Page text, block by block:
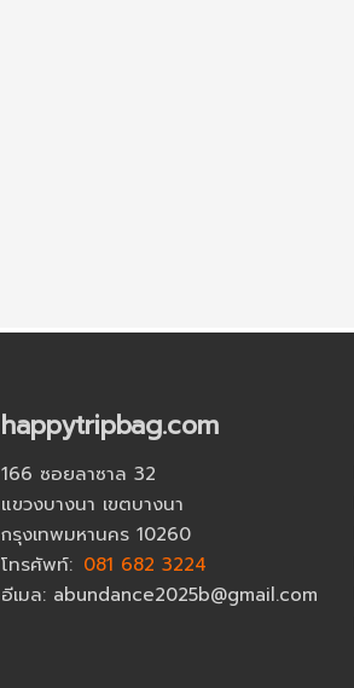
happytripbag.com
166 ซอยลาซาล 32
แขวงบางนา เขตบางนา
กรุงเทพมหานคร 10260
โทรศัพท์: 081 682 3224
อีเมล: abundance2025b@gmail.com